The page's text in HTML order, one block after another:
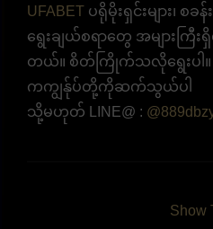
UFABET ပရိုမိုးရှင်းများ၊ စ
ရွေးချယ်စရာတွေ အများကြီး
တယ်။ စိတ်ကြိုက်သလိုရွေးပါ။ သ
ကကျွန်ုပ်တို့ကိုဆက်သွယ်ပါ
သို့မဟုတ် LINE@ :
Show